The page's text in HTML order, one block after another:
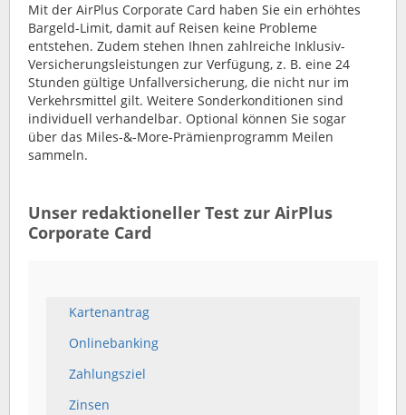
Mit der AirPlus Corporate Card haben Sie ein erhöhtes
Bargeld-Limit, damit auf Reisen keine Probleme
entstehen. Zudem stehen Ihnen zahlreiche Inklusiv-
Versicherungsleistungen zur Verfügung, z. B. eine 24
Stunden gültige Unfallversicherung, die nicht nur im
Verkehrsmittel gilt. Weitere Sonderkonditionen sind
individuell verhandelbar. Optional können Sie sogar
über das Miles-&-More-Prämienprogramm Meilen
sammeln.
Unser redaktioneller Test zur AirPlus
Corporate Card
Kartenantrag
Onlinebanking
Zahlungsziel
Zinsen